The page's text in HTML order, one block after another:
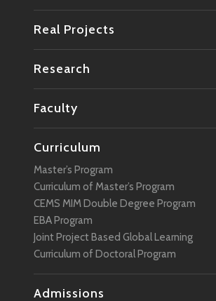
Real Projects
Research
Faculty
Curriculum
Master’s Program
Curriculum of Master’s Program
CEMS MIM Double Degree Program
EBA Program
Joint Project Based Global Learning
Curriculum of Doctoral Program
Admissions